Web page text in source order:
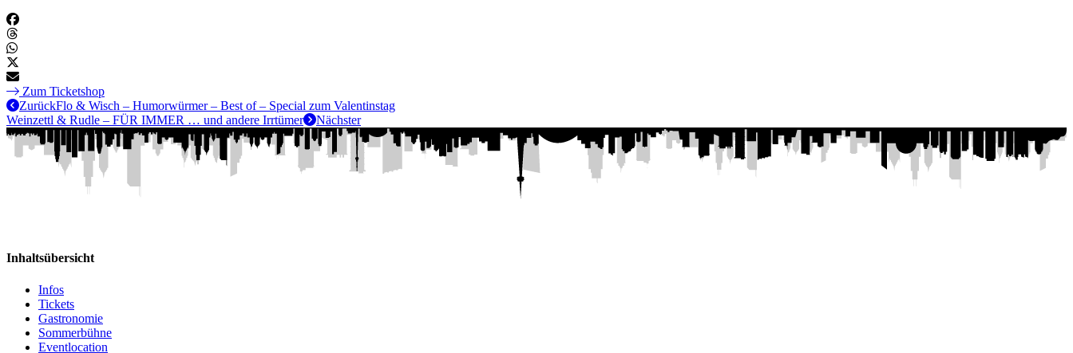
Zum Ticketshop
ZurückFlo & Wisch – Humorwürmer – Best of – Special zum Valentinstag
Weinzettl & Rudle – FÜR IMMER … und andere Irrtümer
Nächster
Inhaltsübersicht
Infos
Tickets
Gastronomie
Sommerbühne
Eventlocation